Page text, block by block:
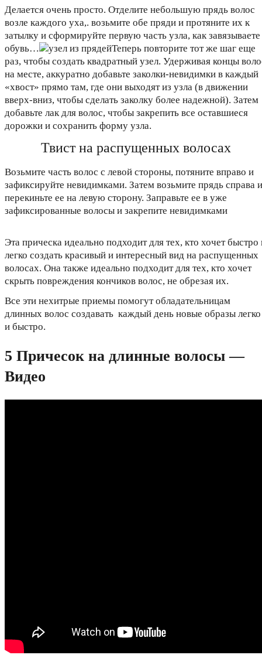
Делается очень просто. Отделите небольшую прядь волос
возле каждого уха,. возьмите обе пряди и протяните их к
затылку и сформируйте первую часть узла, как завязываете
обувь…
Теперь повторите тот же шаг еще
раз, чтобы создать квадратный узел. Удерживая концы
на месте, аккуратно добавьте заколки-невидимки в каждый
«хвост» прямо там, где они выходят из узла (в движении
вверх-вниз, чтобы сделать заколку более надежной). Затем
добавьте лак для волос, чтобы закрепить все оставшиеся
дорожки и сохранить форму узла.
Твист на распущенных волосах
Возьмите часть волос с левой стороны, потяните вправо и
зафиксируйте невидимками. Затем возьмите прядь справа и
перекиньте ее на левую сторону. Заправьте ее в уже
зафиксированные волосы и закрепите невидимками
Эта прическа идеально подходит для тех, кто хочет быстро
легко создать красивый и интересный вид на распущенных
волосах. Она также идеально подходит для тех, кто хочет
скрыть повреждения кончиков волос, не обрезая их.
Все эти нехитрые приемы помогут обладательницам
длинных волос создавать каждый день новые образы легко
и быстро.
5 Причесок на длинные волосы —
Видео